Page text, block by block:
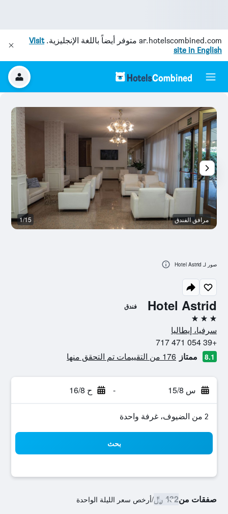
ar.hotelscombined.com متوفر أيضاً باللغة الإنجليزية.Visit
site in English
Hotel Astrid فندق
3 نجوم
سرفيا، إيطاليا
+39 054 471 717
8.1 ممتاز 176 من التقييمات تم التحقق منها
س 15/8 - ح 16/8
2 من الضيوف، غرفة واحدة
بحث
صفقات من432 ﷼ /أرخص سعر الليلة الواحدة
مرافق الفندق 1/15
صور لـ Hotel Astrid